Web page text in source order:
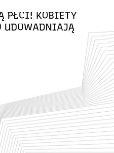
PŁCI! KOBIETY
UDOWADNIAJĄ